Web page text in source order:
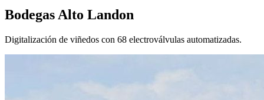
Bodegas Alto Landon
Digitalización de viñedos con 68 electroválvulas automatizadas.